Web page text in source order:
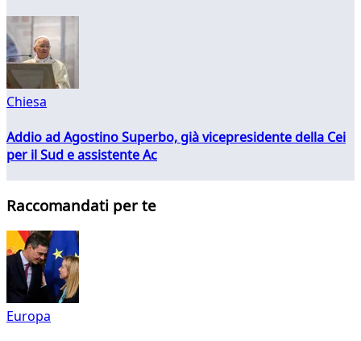
Chiesa
Addio ad Agostino Superbo, già vicepresidente della Cei
per il Sud e assistente Ac
Raccomandati per te
Europa